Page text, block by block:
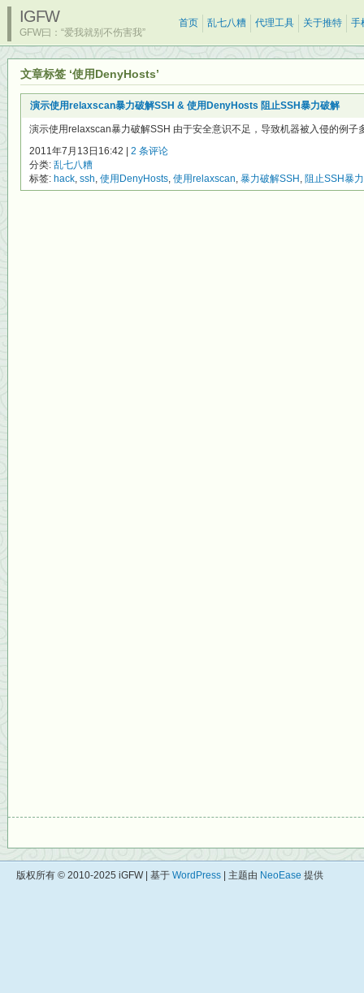
IGFW
GFW曰：“爱我就别不伤害我”
首页 乱七八糟 代理工具 关于推特 手
文章标签 ‘使用DenyHosts’
演示使用relaxscan暴力破解SSH & 使用DenyHosts 阻止SSH暴力破解
演示使用relaxscan暴力破解SSH 由于安全意识不足，导致机器被入侵的例
2011年7月13日16:42 | 2 条评论
分类: 乱七八糟
标签: hack, ssh, 使用DenyHosts, 使用relaxscan, 暴力破解SSH , 阻止SSH暴
版权所有 © 2010-2025 iGFW | 基于 WordPress | 主题由 NeoEase 提供